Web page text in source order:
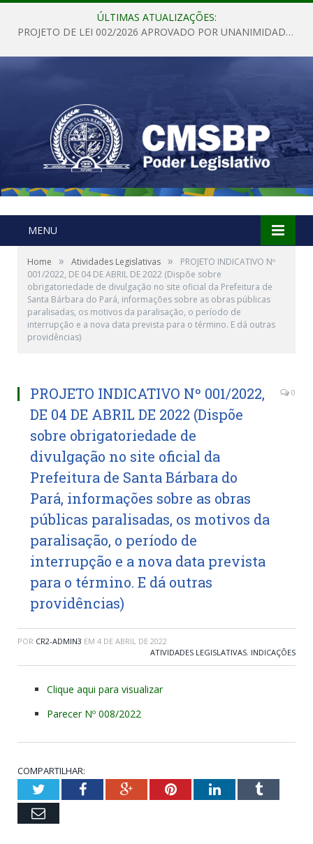
ÚLTIMAS ATUALIZAÇÕES:
PROJETO DE LEI 002/2026 APROVADO POR UNANIMIDADE EM SESSÃO ORDINÁRIA NESTA QUINTA – FEIRA 28 DE MAIO DE 2026
MENU
Home » Atividades Legislativas »
PROJETO INDICATIVO Nº
001/2022, DE 04 DE ABRIL DE 2022 (Dispõe sobre
obrigatoriedade de divulgação no site oficial da Prefeitura de
Santa Bárbara do Pará, informações sobre as obras públicas
paralisadas, os motivos da paralisação, o período de
interrupção e a nova data prevista para o término. E dá outras
providências)
PROJETO INDICATIVO Nº 001/2022,
DE 04 DE ABRIL DE 2022 (Dispõe
sobre obrigatoriedade de
divulgação no site oficial da
Prefeitura de Santa Bárbara do
Pará, informações sobre as obras
públicas paralisadas, os motivos da
paralisação, o período de
interrupção e a nova data prevista
para o término. E dá outras
providências)
0
POR CR2-ADMIN3 EM 4 DE ABRIL DE 2022
ATIVIDADES LEGISLATIVAS, INDICAÇÕES
Clique aqui para visualizar
Parecer Nº 008/2022
COMPARTILHAR:
TwitterFacebookGoogle+PinterestLinkedInTumblr
Email